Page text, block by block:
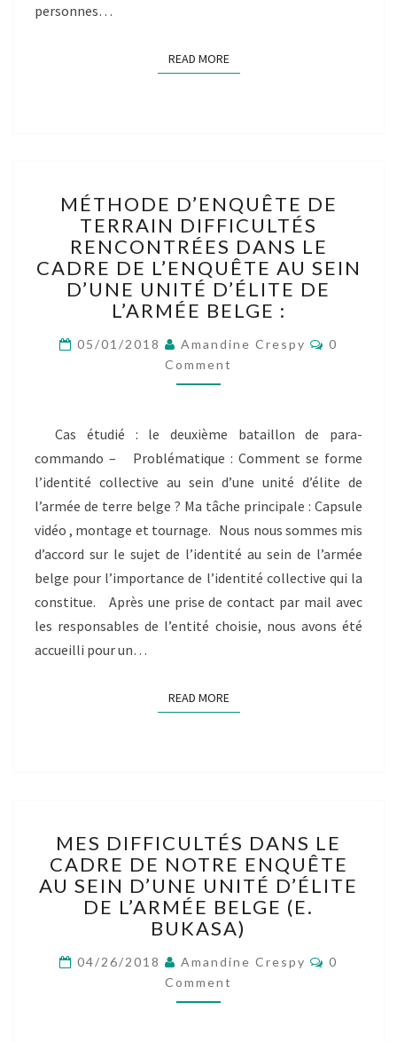
personnes…
READ MOREREAD MORE
D’ENQUÊTE
DE
TERRAIN
DIFFICULTÉS
RENCONTRÉES
DANS
LE
CADRE
DE
L’ENQUÊTE
D’UNE
UNITÉ
D’ÉLITE
DE
L’ARMÉE
BELGE
:
MÉTHODE D’ENQUÊTE DE
TERRAIN DIFFICULTÉS
RENCONTRÉES DANS LE
CADRE DE L’ENQUÊTE AU SEIN
D’UNE UNITÉ D’ÉLITE DE
L’ARMÉE BELGE :
05/01/2018 Amandine Crespy
0
Comment
Cas étudié : le deuxième bataillon de para-
commando – Problématique : Comment se forme
l’identité collective au sein d’une unité d’élite de
l’armée de terre belge ? Ma tâche principale : Capsule
vidéo , montage et tournage. Nous nous sommes mis
d’accord sur le sujet de l’identité au sein de l’armée
belge pour l’importance de l’identité collective qui la
constitue. Après une prise de contact par mail avec
les responsables de l’entité choisie, nous avons été
accueilli pour un…
READ MOREREAD MORE
DIFFICULTÉS
DANS
LE
CADRE
DE
NOTRE
ENQUÊTE
AU
SEIN
MES DIFFICULTÉS DANS LE
CADRE DE NOTRE ENQUÊTE
AU SEIN D’UNE UNITÉ D’ÉLITE
DE L’ARMÉE BELGE (E.
BUKASA)
04/26/2018 Amandine Crespy
0
Comment